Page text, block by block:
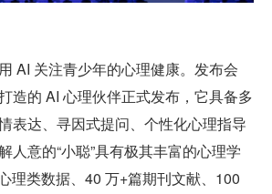
AI 关注青少年的心理健康。发布会
造的 AI 心理伙伴正式发布，它具备多
表达、寻因式提问、个性化心理指导
人意的“小聪”具有极其丰富的心理学
类数据、40 万+篇期刊文献、100